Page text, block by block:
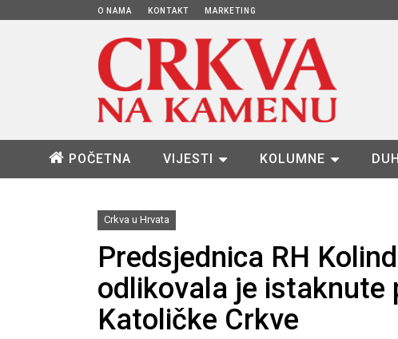
O NAMA KONTAKT MARKETING
POČETNA VIJESTI KOLUMNE
Crkva u Hrvata
Predsjednica RH
odlikovala je istaknute
Katoličke Crkve